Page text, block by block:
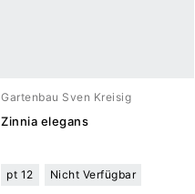
Gartenbau Sven Kreisig
Zinnia elegans
pt 12 Nicht Verfügbar